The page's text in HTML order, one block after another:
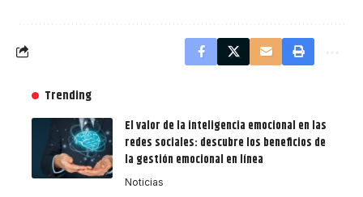
Trending
El valor de la inteligencia emocional en las
redes sociales: descubre los beneficios de
la gestión emocional en línea
Noticias